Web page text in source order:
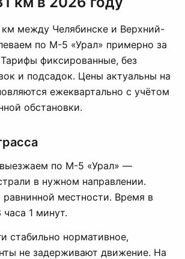
км между Челябинске и Верхний-
по М-5 «Урал» примерно за
фиксированные, без
и подсадок. Цены актуальны на
ежеквартально с учётом
обстановки.
по М-5 «Урал» —
в нужном направлении.
местности. Время в
1 минут.
стабильно нормативное,
не задерживают движение. На